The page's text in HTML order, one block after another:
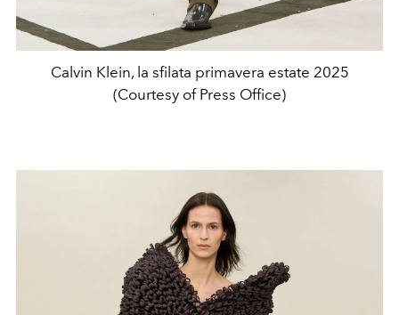
Calvin Klein, la sfilata primavera estate 2025
(Courtesy of Press Office)